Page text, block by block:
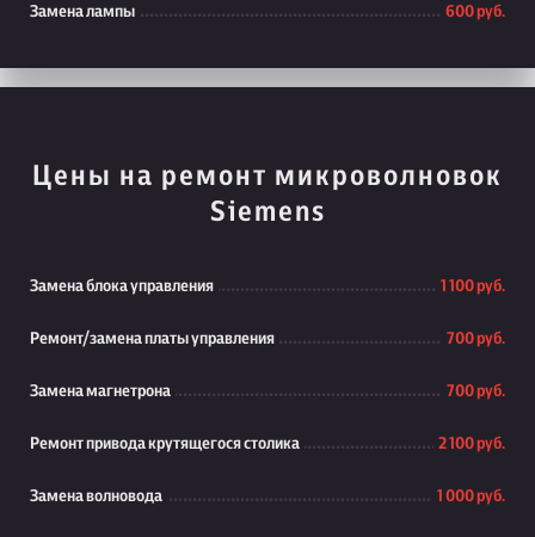
Замена лампы 600 руб.
Цены на ремонт микроволновок
Siemens
Замена блока управления 1 100 руб.
Ремонт/замена платы управления 700 руб.
Замена магнетрона 700 руб.
Ремонт привода крутящегося столика 2 100 руб.
Замена волновода 1 000 руб.